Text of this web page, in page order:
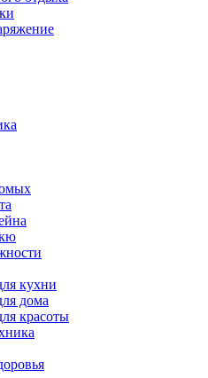
кухни
дома
красоты